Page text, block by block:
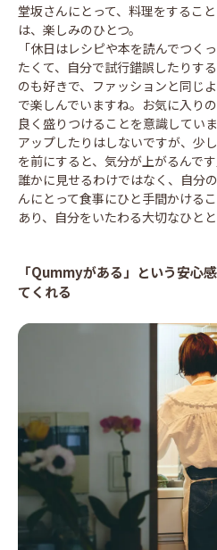
堂坂さんにとって、料理をするこ
は、楽しみのひとつ。
「休日はレシピや本を読んでつく
たくて、自分で試行錯誤したりす
のも好きで、ファッションと同じ
で楽しんでいますね。お気に入り
良く盛りつけることを意識してい
アップしたりはしないですが、少
を前にすると、気分が上がるんです
誰かに見せるわけではなく、自分
んにとって食事にひと手間かける
あり、自分をいたわる大切なひと
「Qummyがある」という安心
てくれる